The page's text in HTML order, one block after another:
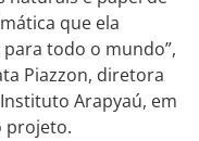
que ela
todo o mundo”,
Piazzon, diretora
Arapyaú, em
projeto.